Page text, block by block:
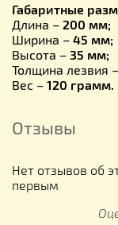
Габаритные
Длина – 200 мм;
Ширина – 45 мм;
Высота – 35 мм;
Толщина лезвия –
Вес – 120 грамм.
Отзывы
Нет отзывов об
первым